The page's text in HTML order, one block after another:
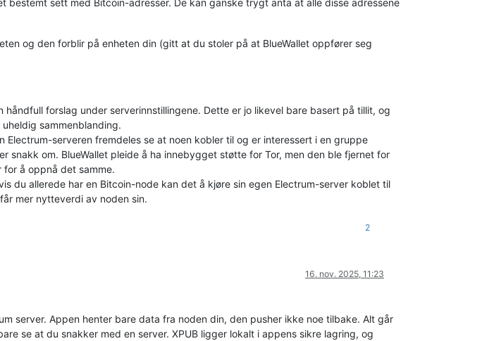
og den forblir på enheten din (gitt at du stoler på at BlueWallet oppfører seg
håndfull forslag under serverinnstillingene. Dette er jo likevel bare basert på tillit, og
sammenblanding.
serveren fremdeles se at noen kobler til og er interessert i en gruppe
snakk om. BlueWallet pleide å ha innebygget støtte for Tor, men den ble fjernet for
for å oppnå det samme.
du allerede har en Bitcoin-node kan det å kjøre sin egen Electrum-server koblet til
mer nytteverdi av noden sin.
2
16. nov. 2025, 11:23
server. Appen henter bare data fra noden din, den pusher ikke noe tilbake. Alt går
se at du snakker med en server. XPUB ligger lokalt i appens sikre lagring, og